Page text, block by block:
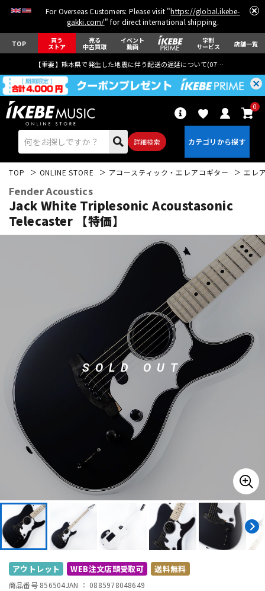
For Overseas Customers: Please visit "https://global.ikebe-
gakki.com/" for direct international shipping.
TOP 買う
ストア
売る
中古買取
イベント
動画
学割
サービス 店舗一覧
【重要】熊本県で発生した地震に伴う配送の遅延について(07月29日
詳細検索
0
ウクレレ
ドラム パーカッション
キーボード 電子ピアノ
DTM オンライン納品 レコーディング機器
配信/ライブ機器
TOP ONLINE STORE アコースティック・エレアコギター エレ
Fender Acoustics
Jack White Triplesonic Acoustasonic
Telecaster 【特価】
SOLD OUT
アウトレット WEB注文店頭受取可 送料無料
商品番号 856504JAN ： 0885978048649